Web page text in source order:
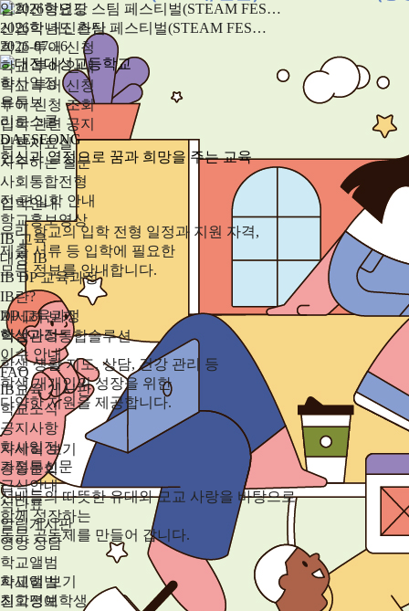
입학전형요강
신입학 내신환산
학교 투어 신청
학교 투어 안내
학교 투어 신청
투어 신청 조회
입학 관련 공지
입학자료실
자주하는 질문
사회통합전형
전·편입학 안내
학교홍보영상
IB 교육
대성 IB
IB DP 교육과정
IB란?
DP 교육과정
핵심과정
이수 안내
FAQ
IB교육 게시판
학교소식
공지사항
학사일정
가정통신문
급식안내
식단표
알림게시판
영양 상담
학교앨범
학교앨범
최고명예학생
2026학년도 스팀 페스티벌(STEAM FES…
2026-07-16
학사일정
유튜브
리로스쿨
DAESEONG
헌신과 열정으로 꿈과 희망을 주는 교육
입학안내
우리 학교의 입학 전형 일정과 지원 자격,
제출 서류 등 입학에 필요한
모든 정보를 안내합니다.
자세히 보기
학생관리통합솔루션
학생 생활 지도, 상담, 건강 관리 등
학생 개개인의 성장을 위한
다양한 지원을 제공합니다.
자세히 보기
총동문회
선배들의 따뜻한 유대와 모교 사랑을 바탕으로
함께 성장하는
동문 공동체를 만들어 갑니다.
자세히 보기
진학정보